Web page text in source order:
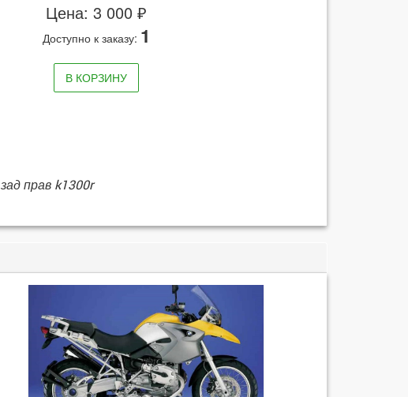
Цена: 3 000 ₽
Доступно к заказу: 1
В КОРЗИНУ
прав k1300r